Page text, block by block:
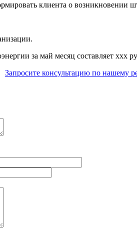
клиента о возникновении
за май месяц составляет ххх
Запросите консультацию по нашему